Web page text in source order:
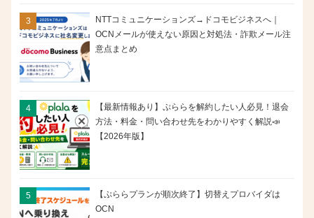
NTTコミュニケーションズ→ドコモビジネスへ｜
OCNメールが使えない原因と対処法・詐欺メール注
意点まとめ
【最新情報あり】ぷららを解約したい人必見！退会
方法・料金・問い合わせ先をわかりやすく解説📣
【2026年版】
【ぷららプランが順次終了】切替えプロバイダは
OCN